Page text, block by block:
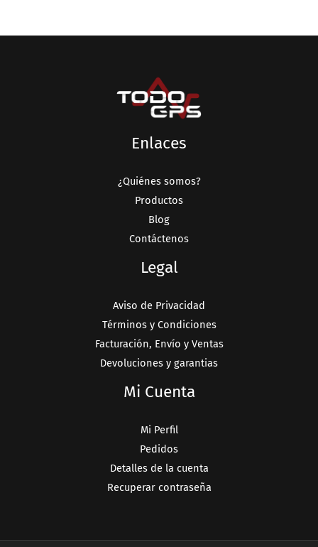
Enlaces
¿Quiénes somos?
Productos
Blog
Contáctenos
Legal
Aviso de Privacidad
Términos y Condiciones
Facturación, Envío y Ventas
Devoluciones y garantias
Mi Cuenta
Mi Perfil
Pedidos
Detalles de la cuenta
Recuperar contraseña